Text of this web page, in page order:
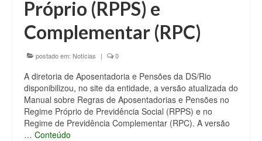
Próprio (RPPS) e
Complementar (RPC)
postado em: Notícias | 0
A diretoria de Aposentadoria e Pensões da DS/Rio
disponibilizou, no site da entidade, a versão atualizada do
Manual sobre Regras de Aposentadorias e Pensões no
Regime Próprio de Previdência Social (RPPS) e no
Regime de Previdência Complementar (RPC). A versão
… Conteúdo